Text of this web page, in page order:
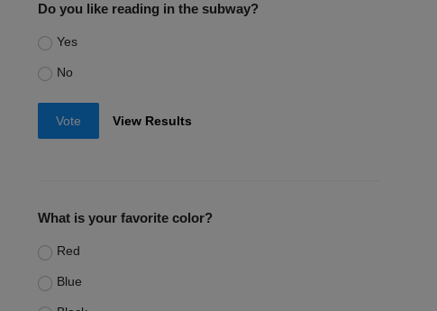
Do you like reading in the subway?
Yes
No
Vote View Results
What is your favorite color?
Red
Blue